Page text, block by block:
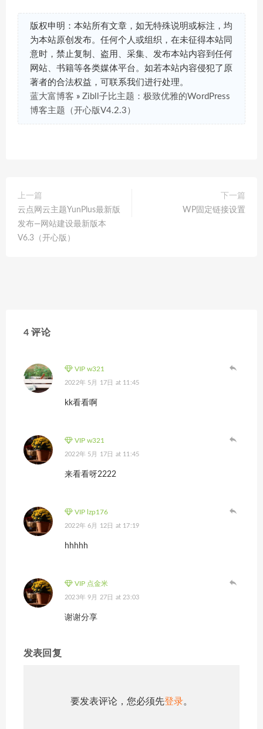
版权申明：本站所有文章，如无特殊说明或标注，均
为本站原创发布。任何个人或组织，在未征得本站同
意时，禁止复制、盗用、采集、发布本站内容到任何
网站、书籍等各类媒体平台。如若本站内容侵犯了原
著者的合法权益，可联系我们进行处理。
蓝大富博客 » Zibll子比主题：极致优雅的WordPress
博客主题（开心版V4.2.3）
上一篇
云点网云主题YunPlus最新版
发布—网站建设最新版本
V6.3（开心版）
下一篇
WP固定链接设置
4 评论
VIP w321
2022年 5月 17日 at 11:45
kk看看啊
VIP w321
2022年 5月 17日 at 11:45
来看看呀2222
VIP lzp176
2022年 6月 12日 at 17:19
hhhhh
VIP 点金米
2023年 9月 27日 at 23:03
谢谢分享
发表回复
要发表评论，您必须先登录。